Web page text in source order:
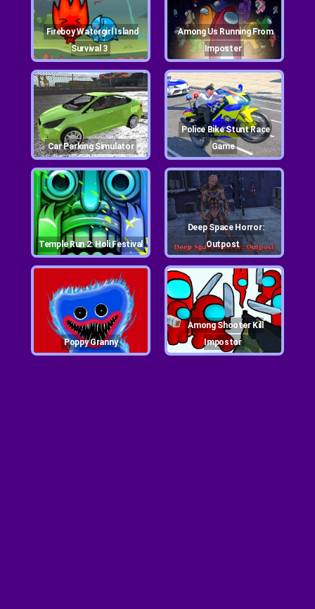
Fireboy Watergirl Island
Survival 3
Among Us Running From
Imposter
Car Parking Simulator
Police Bike Stunt Race
Game
Temple Run 2: Holi Festival
Deep Space Horror:
Outpost
Poppy Granny
Among Shooter Kill
Impostor